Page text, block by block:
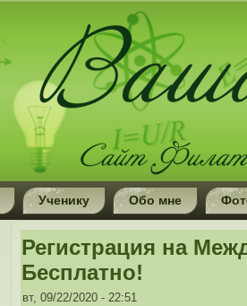
Ученику Обо мне
Регистрация на
Бесплатно!
вт, 09/22/2020 - 22:51